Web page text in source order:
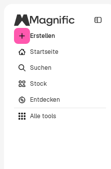
Erstellen
Startseite
Suchen
Stock
Entdecken
Alle tools